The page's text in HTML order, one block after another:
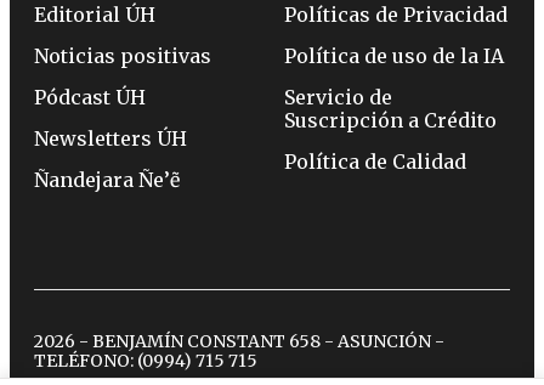
Editorial ÚH
Noticias positivas
Pódcast ÚH
Newsletters ÚH
Ñandejara Ñe’ẽ
Políticas de Privacidad
Política de uso de la IA
Servicio de
Suscripción a Crédito
Política de Calidad
2026 - BENJAMÍN CONSTANT 658 - ASUNCIÓN -
TELÉFONO: (0994) 715 715